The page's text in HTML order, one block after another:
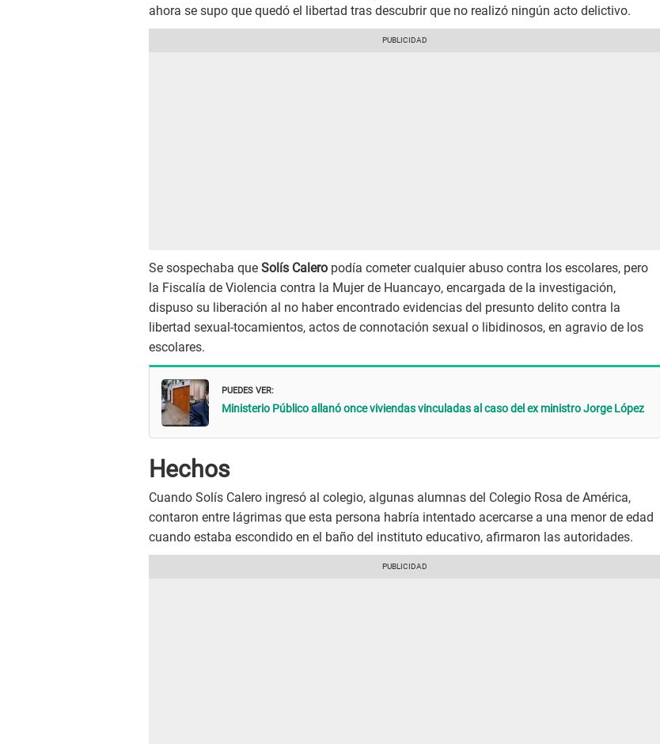
ahora se supo que quedó el libertad tras descubrir que no realizó ningún acto delictivo.
Se sospechaba que Solís Calero podía cometer cualquier abuso contra los escolares, pero
la Fiscalía de Violencia contra la Mujer de Huancayo, encargada de la investigación,
dispuso su liberación al no haber encontrado evidencias del presunto delito contra la
libertad sexual-tocamientos, actos de connotación sexual o libidinosos, en agravio de los
escolares.
PUEDES VER:
Ministerio Público allanó once viviendas vinculadas al caso del ex ministro Jorge López
Hechos
Cuando Solís Calero ingresó al colegio, algunas alumnas del Colegio Rosa de América,
contaron entre lágrimas que esta persona habría intentado acercarse a una menor de edad
cuando estaba escondido en el baño del instituto educativo, afirmaron las autoridades.